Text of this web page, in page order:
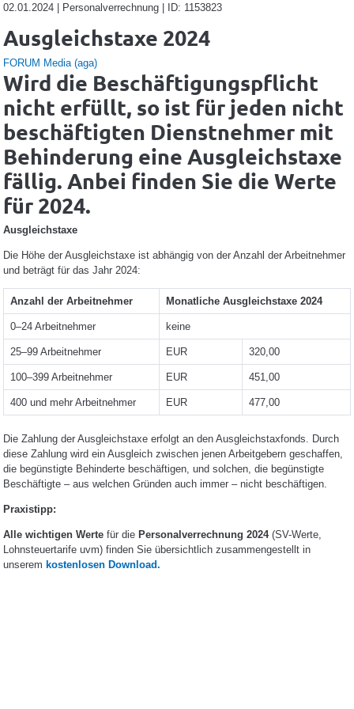
02.01.2024 | Personalverrechnung | ID: 1153823
Ausgleichstaxe 2024
FORUM Media (aga)
Wird die Beschäftigungspflicht
nicht erfüllt, so ist für jeden nicht
beschäftigten Dienstnehmer mit
Behinderung eine Ausgleichstaxe
fällig. Anbei finden Sie die Werte
für 2024.
Ausgleichstaxe
Die Höhe der Ausgleichstaxe ist abhängig von der Anzahl der Arbeitnehmer
und beträgt für das Jahr 2024:
Anzahl der Arbeitnehmer Monatliche Ausgleichstaxe 2024
0–24 Arbeitnehmer keine
25–99 Arbeitnehmer EUR 320,00
100–399 Arbeitnehmer EUR 451,00
400 und mehr Arbeitnehmer EUR 477,00
Die Zahlung der Ausgleichstaxe erfolgt an den Ausgleichstaxfonds. Durch
diese Zahlung wird ein Ausgleich zwischen jenen Arbeitgebern geschaffen,
die begünstigte Behinderte beschäftigen, und solchen, die begünstigte
Beschäftigte – aus welchen Gründen auch immer – nicht beschäftigen.
Praxistipp:
Alle wichtigen Wertefür die Personalverrechnung 2024(SV-Werte,
Lohnsteuertarife uvm) finden Sie übersichtlich zusammengestellt in
unserem kostenlosen Download.